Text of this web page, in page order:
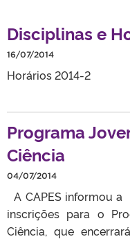
TELEFONES
Disciplinas e
16/07/2014
Horários 2014-2
Programa
Ciência
04/07/2014
A CAPES informou
inscrições para o
Ciência, que